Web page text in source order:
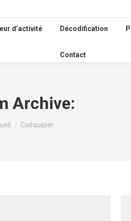
d’activité Décodification
Contact
Archive:
êtes ici :Coéquipier